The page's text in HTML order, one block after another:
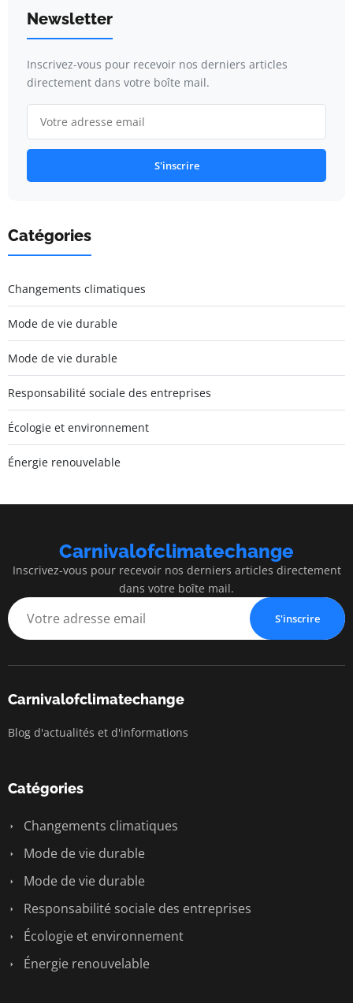
Newsletter
Inscrivez-vous pour recevoir nos derniers articles
directement dans votre boîte mail.
S'inscrire
Catégories
Changements climatiques
Mode de vie durable
Mode de vie durable
Responsabilité sociale des entreprises
Écologie et environnement
Énergie renouvelable
Carnivalofclimatechange
Inscrivez-vous pour recevoir nos derniers articles directement
dans votre boîte mail.
S'inscrire
Carnivalofclimatechange
Blog d'actualités et d'informations
Catégories
Changements climatiques
Mode de vie durable
Mode de vie durable
Responsabilité sociale des entreprises
Écologie et environnement
Énergie renouvelable